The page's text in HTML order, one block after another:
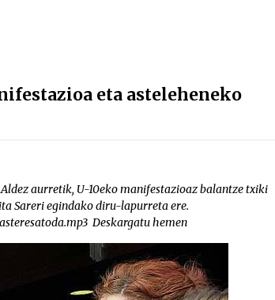
eta asteleheneko
aurretik, U-10eko manifestazioaz balantze txiki
Sareri egindako diru-lapurreta ere.
Deskargatu hemen